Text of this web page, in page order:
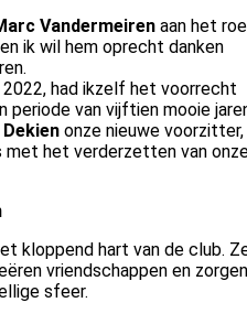
Vandermeiren aan het
ik wil hem oprecht danken
had ikzelf het voorrecht
periode van vijftien mooie
onze nieuwe voorzitter,
met het verderzetten van
kloppend hart van de club.
vriendschappen en zorgen
sfeer.